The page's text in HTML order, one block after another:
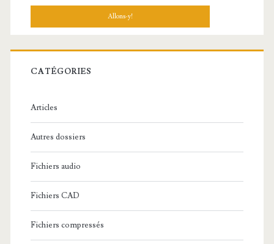
h
r
c
:
CATÉGORIES
Articles
Autres dossiers
Fichiers audio
Fichiers CAD
Fichiers compressés